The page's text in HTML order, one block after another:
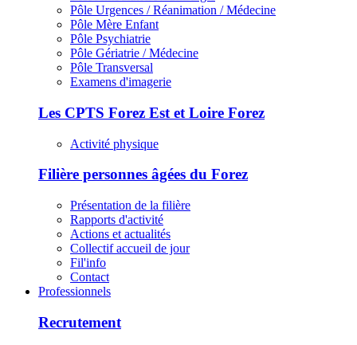
Pôle Urgences / Réanimation / Médecine
Pôle Mère Enfant
Pôle Psychiatrie
Pôle Gériatrie / Médecine
Pôle Transversal
Examens d'imagerie
Les CPTS Forez Est et Loire Forez
Activité physique
Filière personnes âgées du Forez
Présentation de la filière
Rapports d'activité
Actions et actualités
Collectif accueil de jour
Fil'info
Contact
Professionnels
Recrutement